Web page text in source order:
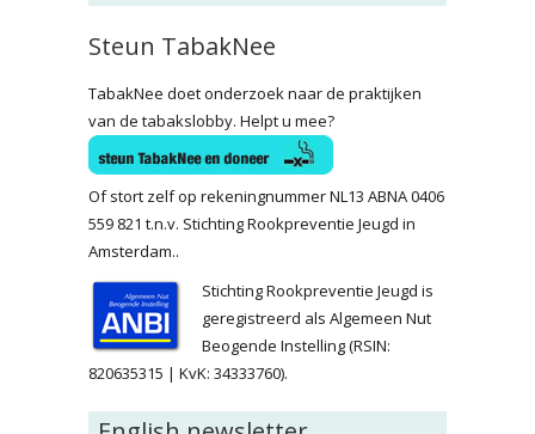
Steun TabakNee
TabakNee doet onderzoek naar de praktijken
van de tabakslobby. Helpt u mee?
Of stort zelf op rekeningnummer NL13 ABNA 0406
559 821 t.n.v. Stichting Rookpreventie Jeugd in
Amsterdam..
Stichting Rookpreventie Jeugd is
geregistreerd als Algemeen Nut
Beogende Instelling (RSIN:
820635315 | KvK: 34333760).